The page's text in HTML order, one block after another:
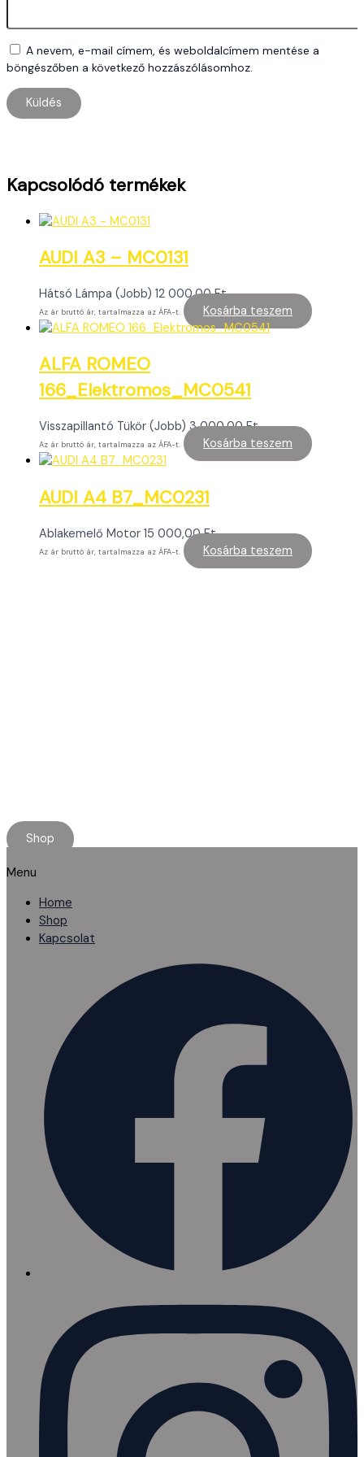
A nevem, e-mail címem, és weboldalcímem mentése a
böngészőben a következő hozzászólásomhoz.
Kapcsolódó termékek
AUDI A3 – MC0131
Hátsó Lámpa (Jobb) 12 000,00Ft
Az ár bruttó ár, tartalmazza az ÁFA-t. Kosárba teszem
ALFA ROMEO
166_Elektromos_MC0541
Visszapillantó Tükör (Jobb) 3 000,00Ft
Az ár bruttó ár, tartalmazza az ÁFA-t. Kosárba teszem
AUDI A4 B7_MC0231
Ablakemelő Motor 15 000,00Ft
Az ár bruttó ár, tartalmazza az ÁFA-t. Kosárba teszem
Shop
Menu
Home
Shop
Kapcsolat